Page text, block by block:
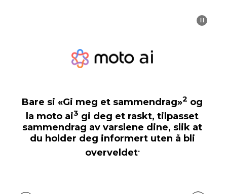
Bare si «Gi meg et sammendrag»2 og
la moto ai3 gi deg et raskt, tilpasset
sammendrag av varslene dine, slik at
du holder deg informert uten å bli
overveldet.